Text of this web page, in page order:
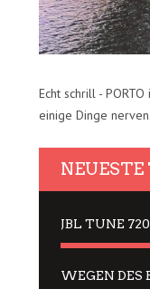
Echt schrill -
einige Dinge nerven.